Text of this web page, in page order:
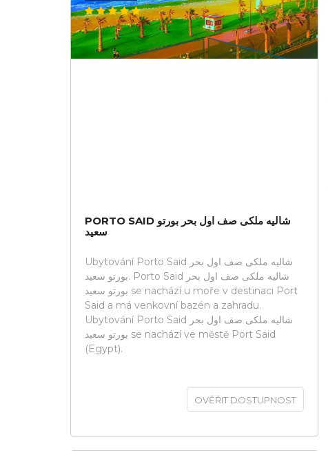
PORTO SAID شاليه ملكى صف اول بحر بورتو
سعيد
Ubytování Porto Said شاليه ملكى صف اول بحر
بورتو سعيد. Porto Said شاليه ملكى صف اول بحر
بورتو سعيد se nachází u moře v destinaci Port
Said a má venkovní bazén a zahradu.
Ubytování Porto Said شاليه ملكى صف اول بحر
بورتو سعيد se nachází ve městě Port Said
(Egypt).
OVĚŘIT DOSTUPNOST